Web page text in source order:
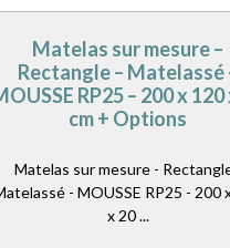
Matelas sur mesure –
Rectangle – Matelassé
RP25 – 200 x 120
cm + Options
Matelas sur mesure -
- MOUSSE RP25 - 200
x 20 ...